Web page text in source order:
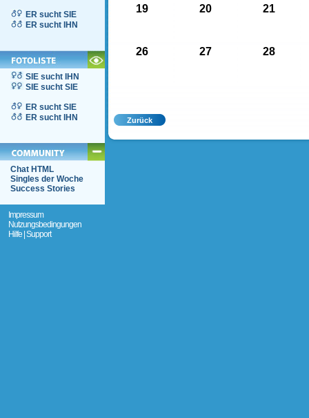
ER sucht SIE
ER sucht IHN
SIE sucht IHN
SIE sucht SIE
ER sucht SIE
ER sucht IHN
Chat HTML
Singles der Woche
Success Stories
Impressum
Nutzungsbedingungen
Hilfe | Support
19 20 21
26 27 28